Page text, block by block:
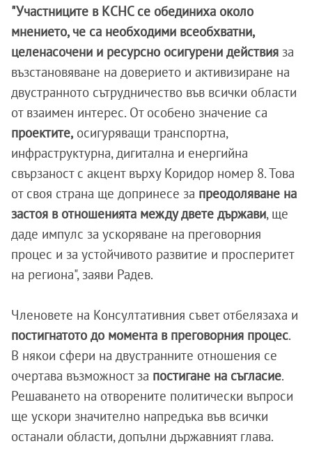
"Участниците в КСНС се обединиха около
мнението, че са необходими всеобхватни,
целенасочени и ресурсно осигурени действия за
възстановяване на доверието и активизиране на
двустранното сътрудничество във всички области
от взаимен интерес. От особено значение са
проектите, осигуряващи транспортна,
инфраструктурна, дигитална и енергийна
свързаност с акцент върху Коридор номер 8. Това
от своя страна ще допринесе за преодоляване на
застоя в отношенията между двете държави, ще
даде импулс за ускоряване на преговорния
процес и за устойчивото развитие и просперитет
на региона", заяви Радев.
Членовете на Консултативния съвет отбелязаха и
постигнатото до момента в преговорния процес.
В някои сфери на двустранните отношения се
очертава възможност за постигане на съгласие.
Решаването на отворените политически въпроси
ще ускори значително напредъка във всички
останали области, допълни държавният глава.